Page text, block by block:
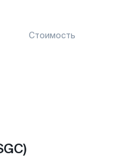
Стоимость